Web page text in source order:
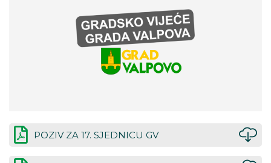
POZIV ZA 17. SJEDNICU GV